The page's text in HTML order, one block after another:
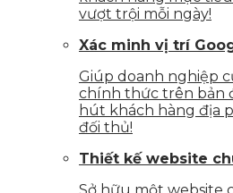
vượt trội mỗi ngày!
Xác minh vị trí
Giúp doanh nghiệp
chính thức trên bản
hút khách hàng địa
đối thủ!
Thiết kế website
Sở hữu một website